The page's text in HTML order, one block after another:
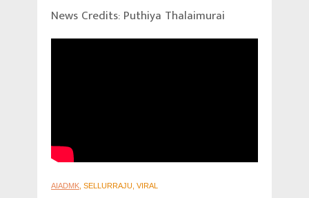
News Credits: Puthiya Thalaimurai
AIADMK, SELLURRAJU, VIRAL